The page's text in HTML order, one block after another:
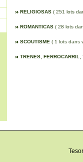
RELIGIOSAS ( 251 lots
ROMANTICAS ( 28 lots
SCOUTISME ( 1 lots dans
TRENES,